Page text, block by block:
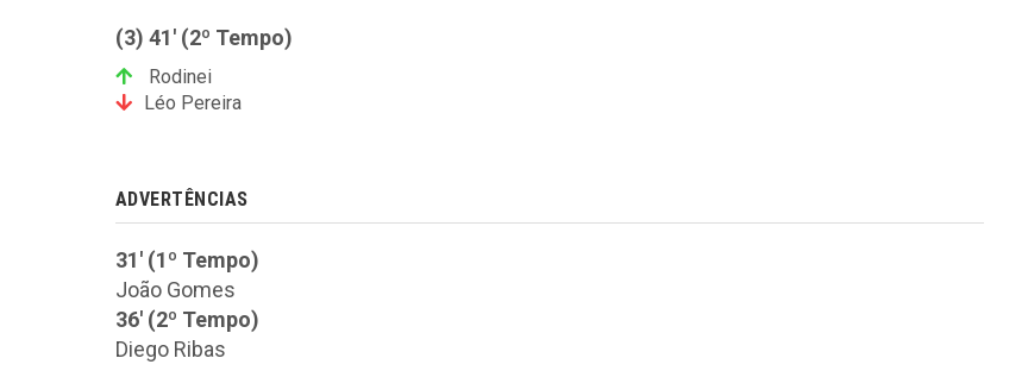
(3) 41' (2º Tempo)
Rodinei
Léo Pereira
ADVERTÊNCIAS
31' (1º Tempo)
João Gomes
36' (2º Tempo)
Diego Ribas